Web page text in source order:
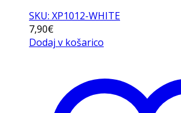
SKU: XP1012-WHITE
7,90€
Dodaj v košarico